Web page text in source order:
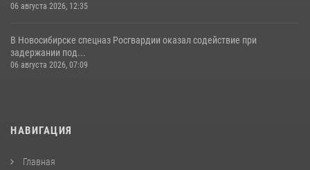
06 августа 2026, 12:35
В Новосибирске спецназ Росгвардии оказал содействие при
задержании под...
06 августа 2026, 07:09
НАВИГАЦИЯ
Главная